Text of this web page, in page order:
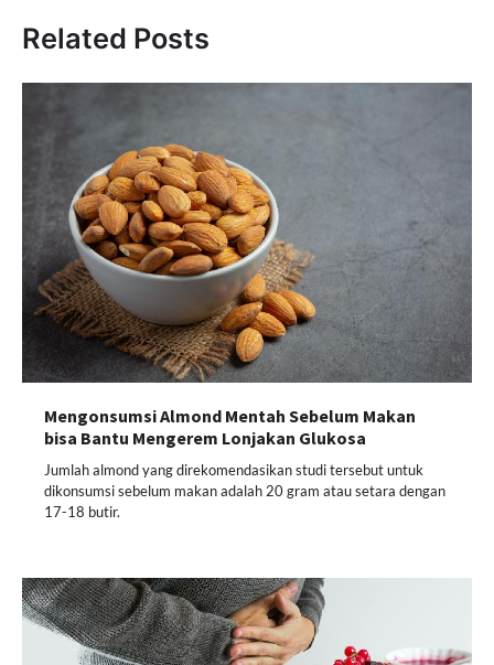
Related Posts
Mengonsumsi Almond Mentah Sebelum Makan
bisa Bantu Mengerem Lonjakan Glukosa
Jumlah almond yang direkomendasikan studi tersebut untuk
dikonsumsi sebelum makan adalah 20 gram atau setara dengan
17-18 butir.